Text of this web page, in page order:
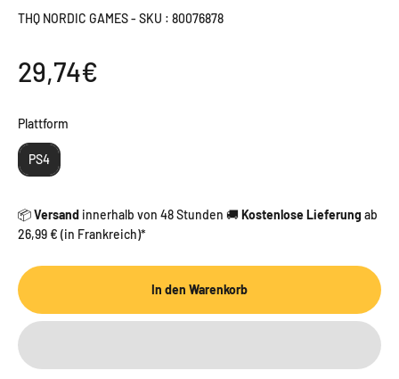
THQ NORDIC GAMES- SKU : 80076878
Angebot
29,74€
Plattform
PS4
📦Versand innerhalb von 48 Stunden 🚚Kostenlose Lieferung ab
26,99 € (in Frankreich)*
In den Warenkorb